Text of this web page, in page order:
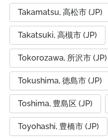
Takamatsu, 高松市 (JP)
Takatsuki, 高槻市 (JP)
Tokorozawa, 所沢市 (JP)
Tokushima, 徳島市 (JP)
Toshima, 豊島区 (JP)
Toyohashi, 豊橋市 (JP)